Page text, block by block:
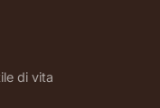
di vita